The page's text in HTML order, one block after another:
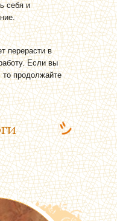
себя и
перерасти в
Если вы
продолжайте